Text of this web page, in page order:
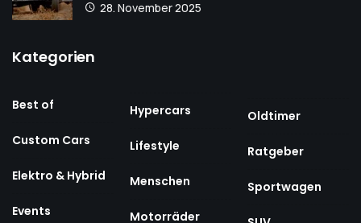
28. November 2025
Kategorien
Best of
Custom Cars
Elektro & Hybrid
Events
Hypercars
Lifestyle
Menschen
Motorräder
Oldtimer
Ratgeber
Sportwagen